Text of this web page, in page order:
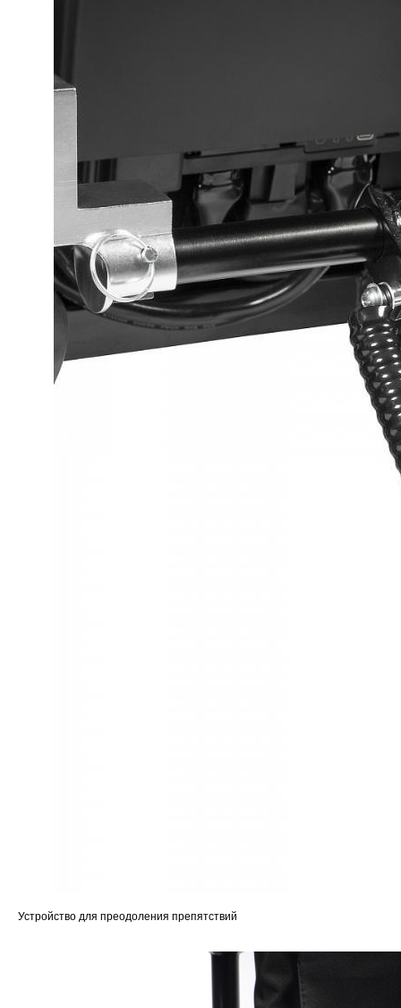
Устройство для преодоления препятствий